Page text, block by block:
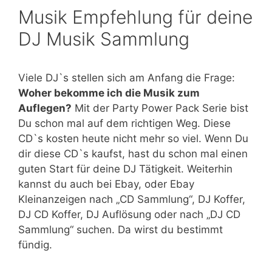
Musik Empfehlung für deine
DJ Musik Sammlung
Viele DJ`s stellen sich am Anfang die Frage:
Woher bekomme ich die Musik zum
Auflegen? Mit der Party Power Pack Serie bist
Du schon mal auf dem richtigen Weg. Diese
CD`s kosten heute nicht mehr so viel. Wenn Du
dir diese CD`s kaufst, hast du schon mal einen
guten Start für deine DJ Tätigkeit. Weiterhin
kannst du auch bei Ebay, oder Ebay
Kleinanzeigen nach „CD Sammlung“, DJ Koffer,
DJ CD Koffer, DJ Auflösung oder nach „DJ CD
Sammlung“ suchen. Da wirst du bestimmt
fündig.